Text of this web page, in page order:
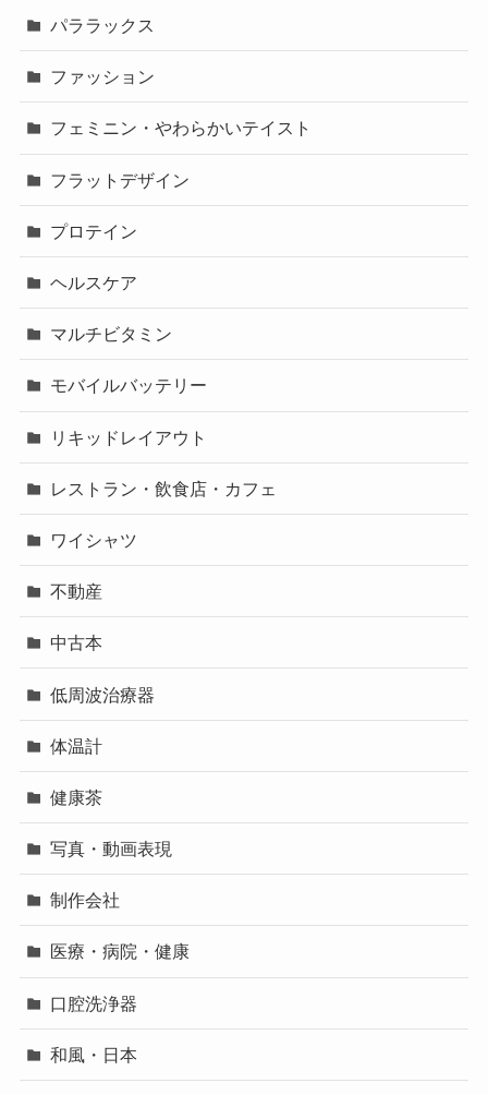
パララックス
ファッション
フェミニン・やわらかいテイスト
フラットデザイン
プロテイン
ヘルスケア
マルチビタミン
モバイルバッテリー
リキッドレイアウト
レストラン・飲食店・カフェ
ワイシャツ
不動産
中古本
低周波治療器
体温計
健康茶
写真・動画表現
制作会社
医療・病院・健康
口腔洗浄器
和風・日本